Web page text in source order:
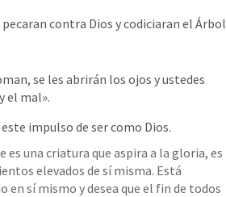
contra Dios y codiciaran el Árbol
se les abrirán los ojos y ustedes
el mal».
impulso de ser como Dios.
una criatura que aspira a la gloria, es
elevados de sí misma. Está
sí mismo y desea que el fin de todos